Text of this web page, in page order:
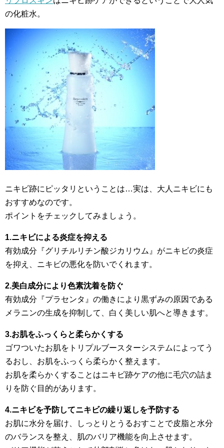
の化粧水。
ニキビ跡にピッタリということは…実は、大人ニキビにも
おすすめなのです。
ポイントをチェックしてみましょう。
1.ニキビによる炎症を抑える
有効成分『グリチルリチン酸ジカリウム』がニキビの炎症
を抑え、ニキビの悪化を防いでくれます。
2.美白成分により色素沈着を防ぐ
有効成分『プラセンタ』の働きにより黒ずみの原因である
メラニンの生成を抑制して、白く美しい肌へと導きます。
3.お肌をふっくらと柔らかくする
ゴワついたお肌をトリプルブースターシステムによってう
るおし、お肌をふっくら柔らかく整えます。
お肌を柔らかくすることはニキビ跡ケアの他に毛穴の詰ま
りを防ぐ目的があります。
4.ニキビを予防してニキビの繰り返しを予防する
お肌に水分を届け、しっとりとうるおすことで皮脂と水分
のバランスを整え、肌のバリア機能を向上させます。